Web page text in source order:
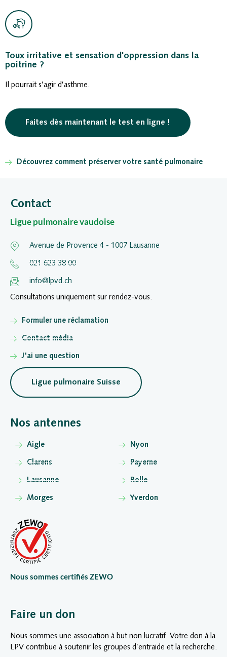
Toux irritative et sensation d'oppression dans la
poitrine ?
Il pourrait s’agir d’asthme.
Faites dès maintenant le test en ligne !
Découvrez comment préserver votre santé pulmonaire
Contact
Ligue pulmonaire vaudoise
Avenue de Provence 4 - 1007 Lausanne
021 623 38 00
info@lpvd.ch
Consultations uniquement sur rendez-vous.
Formuler une réclamation
Contact média
J'ai une question
Ligue pulmonaire Suisse
Faire un don
Nous sommes une association à but non lucratif. Votre don à la
LPV contribue à soutenir les groupes d’entraide et la recherche.
Nos antennes
Aigle
Clarens
Lausanne
Morges
Nyon
Payerne
Rolle
Yverdon
Nous sommes certifiés ZEWO